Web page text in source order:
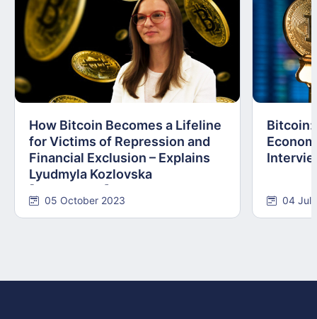
How Bitcoin Becomes a Lifeline
for Victims of Repression and
Financial Exclusion – Explains
Lyudmyla Kozlovska
05 October 2023
Bitcoin:
04